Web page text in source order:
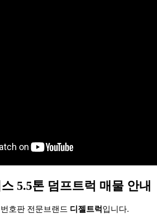
5.5톤 덤프트럭 매물 안내
호판 전문브랜드 디젤트럭 입니다.